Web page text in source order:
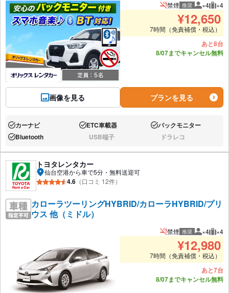
画像を見る
禁煙 推奨 推奨人数
×4 推
×4
¥12,650
7時間（免責補償・税込）
あと8台
8/07までキャンセル無料
プランを見る
あり:カーナビ あり:ETC車載器 あり:バックモニター
あり:Bluetooth なし:USB端子 なし:ドラレコ
トヨタレンタカー
仙台空港から車で5分・無料送迎可
4.6 （口コミ 12件）
カローラツーリングHYBRID/カローラHYBRID/プリ
ウス 他（ミドル）
禁煙 推奨 推奨人数
×4 推
×4
¥12,980
7時間（免責補償・税込）
あと7台
8/07までキャンセル無料